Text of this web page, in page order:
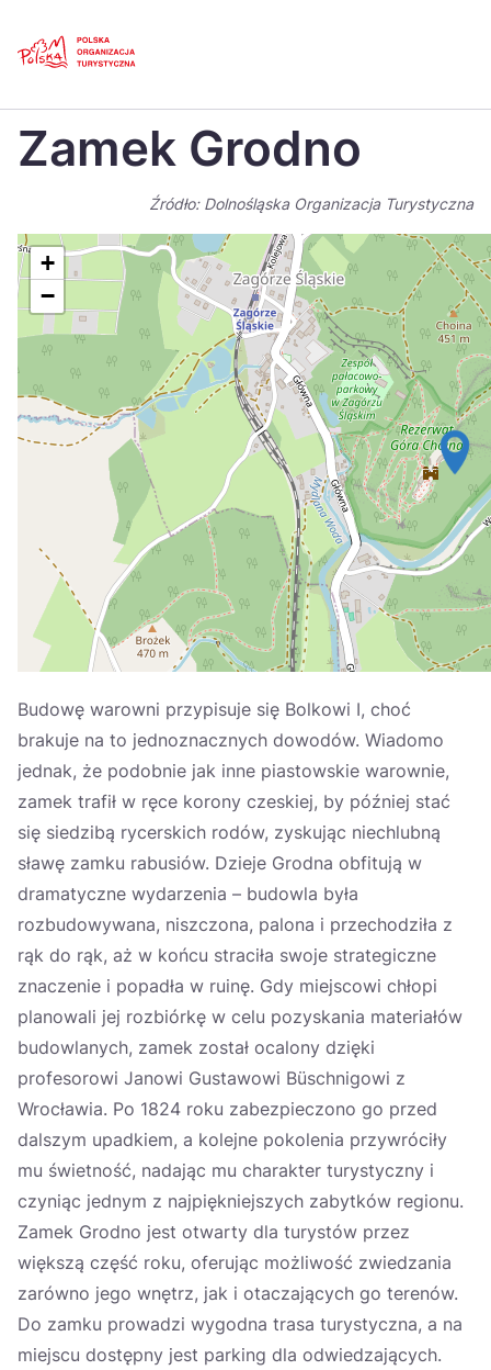
Polski
Español
Italiano
Nederlands 日本
Português
Suomi
Zamknij
Zamek Grodno
Źródło: Dolnośląska Organizacja Turystyczna
+
−
Budowę warowni przypisuje się Bolkowi I, choć
brakuje na to jednoznacznych dowodów. Wiadomo
jednak, że podobnie jak inne piastowskie warownie,
zamek trafił w ręce korony czeskiej, by później stać
się siedzibą rycerskich rodów, zyskując niechlubną
sławę zamku rabusiów. Dzieje Grodna obfitują w
dramatyczne wydarzenia – budowla była
rozbudowywana, niszczona, palona i przechodziła z
rąk do rąk, aż w końcu straciła swoje strategiczne
znaczenie i popadła w ruinę. Gdy miejscowi chłopi
planowali jej rozbiórkę w celu pozyskania materiałów
budowlanych, zamek został ocalony dzięki
profesorowi Janowi Gustawowi Büschnigowi z
Wrocławia. Po 1824 roku zabezpieczono go przed
dalszym upadkiem, a kolejne pokolenia przywróciły
mu świetność, nadając mu charakter turystyczny i
czyniąc jednym z najpiękniejszych zabytków regionu.
Zamek Grodno jest otwarty dla turystów przez
większą część roku, oferując możliwość zwiedzania
zarówno jego wnętrz, jak i otaczających go terenów.
Do zamku prowadzi wygodna trasa turystyczna, a na
miejscu dostępny jest parking dla odwiedzających.